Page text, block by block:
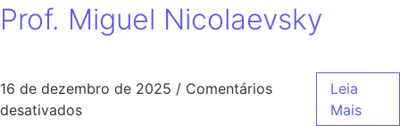
Prof. Miguel Nicolaevsky
16 de dezembro de 2025 / Comentários
desativados
Leia
Mais